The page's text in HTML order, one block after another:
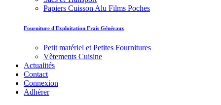
Papiers Cuisson Alu Films Poches
Fourniture d'Exploitation Frais Généraux
Petit matériel et Petites Fournitures
Vètements Cuisine
Actualités
Contact
Connexion
Adhérer